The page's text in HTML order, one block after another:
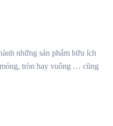
những sản phẩm hữu ích
tròn hay vuông … cũng